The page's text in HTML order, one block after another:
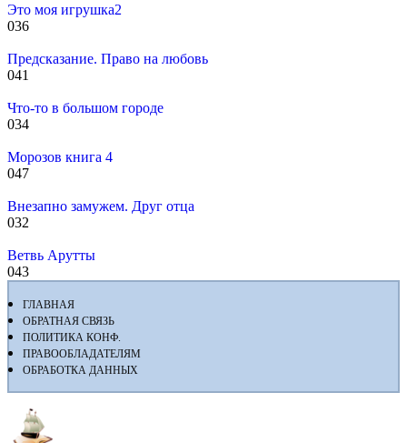
Это моя игрушка2
036
Предсказание. Право на любовь
041
Что-то в большом городе
034
Морозов книга 4
047
Внезапно замужем. Друг отца
032
Ветвь Арутты
043
ГЛАВНАЯ
ОБРАТНАЯ СВЯЗЬ
ПОЛИТИКА КОНФ.
ПРАВООБЛАДАТЕЛЯМ
ОБРАБОТКА ДАННЫХ